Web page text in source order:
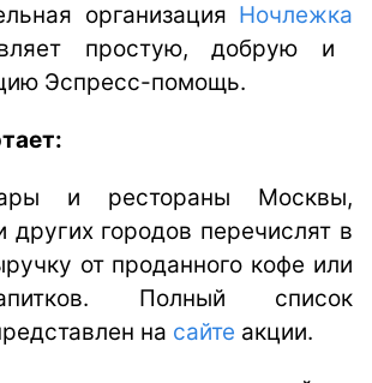
организация Ночлежка
простую, добрую и
Эспресс-помощь.
и рестораны Москвы,
других городов перечислят в
от проданного кофе или
Полный список
на сайте акции.